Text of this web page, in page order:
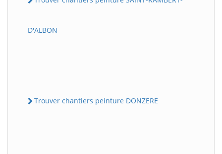
D'ALBON
Trouver chantiers peinture DONZERE